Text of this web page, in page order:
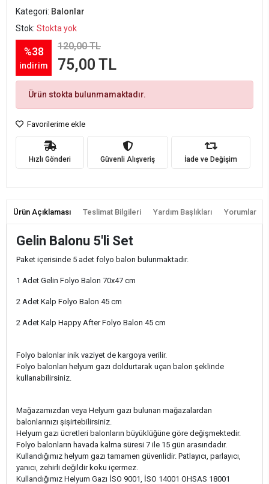
Kategori: Balonlar
Stok: Stokta yok
%38
indirim
120,00 TL
75,00 TL
Ürün stokta bulunmamaktadır.
Favorilerime ekle
Hızlı Gönderi Güvenli Alışveriş İade ve Değişim
Ürün Açıklaması Teslimat Bilgileri Yardım Başlıkları Yorumlar
Gelin Balonu 5'li Set
Paket içerisinde 5 adet folyo balon bulunmaktadır.
1 Adet Gelin Folyo Balon 70x47 cm
2 Adet Kalp Folyo Balon 45 cm
2 Adet Kalp Happy After Folyo Balon 45 cm
Folyo balonlar inik vaziyet de kargoya verilir.
Folyo balonları helyum gazı doldurtarak uçan balon şeklinde
kullanabilirsiniz.
Mağazamızdan veya Helyum gazı bulunan mağazalardan
balonlarınızı şişirtebilirsiniz.
Helyum gazı ücretleri balonların büyüklüğüne göre değişmektedir.
Folyo balonların havada kalma süresi 7 ile 15 gün arasındadır.
Kullandığımız helyum gazı tamamen güvenlidir. Patlayıcı, parlayıcı,
yanıcı, zehirli değildir koku içermez.
Kullandığımız Helyum Gazı İSO 9001, İSO 14001 OHSAS 18001